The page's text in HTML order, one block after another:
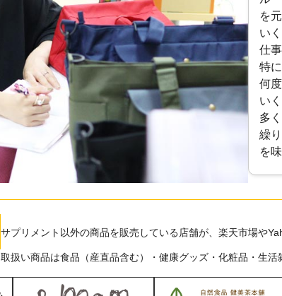
を
い
仕
特
何
い
多
繰
を
サプリメント以外の商品を販売している店舗が、楽天市場や
取扱い商品は食品（産直品含む）・健康グッズ・化粧品・生